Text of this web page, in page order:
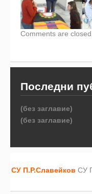
Comments are closed.
Последни
(без заглавие)
(без заглавие)
СУ П.Р.Славейков СУ